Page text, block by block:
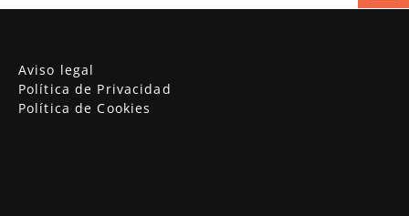
Aviso legal
Política de Privacidad
Política de Cookies